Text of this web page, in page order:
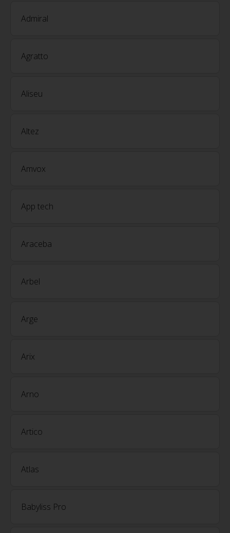
Admiral
Agratto
Aliseu
Altez
Amvox
App tech
Araceba
Arbel
Arge
Arix
Arno
Artico
Atlas
Babyliss Pro